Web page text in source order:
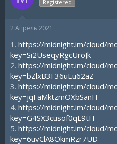
т
м
а
Registered
2 Апрель 2021
1. https://midnight.im/cloud/
key=Si2UseqyRgcUroJk
2. https://midnight.im/cloud/
key=bZlxB3F36uEu62aZ
3. https://midnight.im/cloud/
key=jqFaMktzmOXbSanH
4. https://midnight.im/cloud/
key=G4SX3cusof0qL9tH
5. https://midnight.im/cloud/
key=6uvClA8OkmRzr7UD